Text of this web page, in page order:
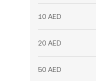
10 AED
20 AED
50 AED